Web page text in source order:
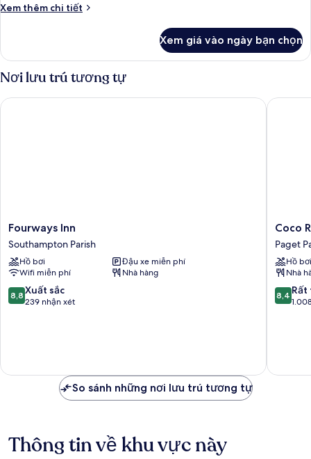
ngủ,
cảng
Xem thêm chi tiết
Chi
Phòng
Suite
Executive,
phòng
Xem giá vào ngày bạn chọn
Nơi lưu trú tương tự
Fourways
Inn
Southampton
Parish
Fourways Inn
Southampton Parish
Hồ bơi
Đậu xe miễn phí
Wifi miễn phí
Nhà hàng
8.8
trên
xét
8,8 Xuất sắc
239 nhận xét
Fourways Inn
Coco
Reef
Paget
Parish
Coco
Paget
Hồ bơi
Nhà
8.4
trên
xét
8,4 Rất
Coco
So sánh những nơi lưu trú tương tự
Thông tin về khu vực này